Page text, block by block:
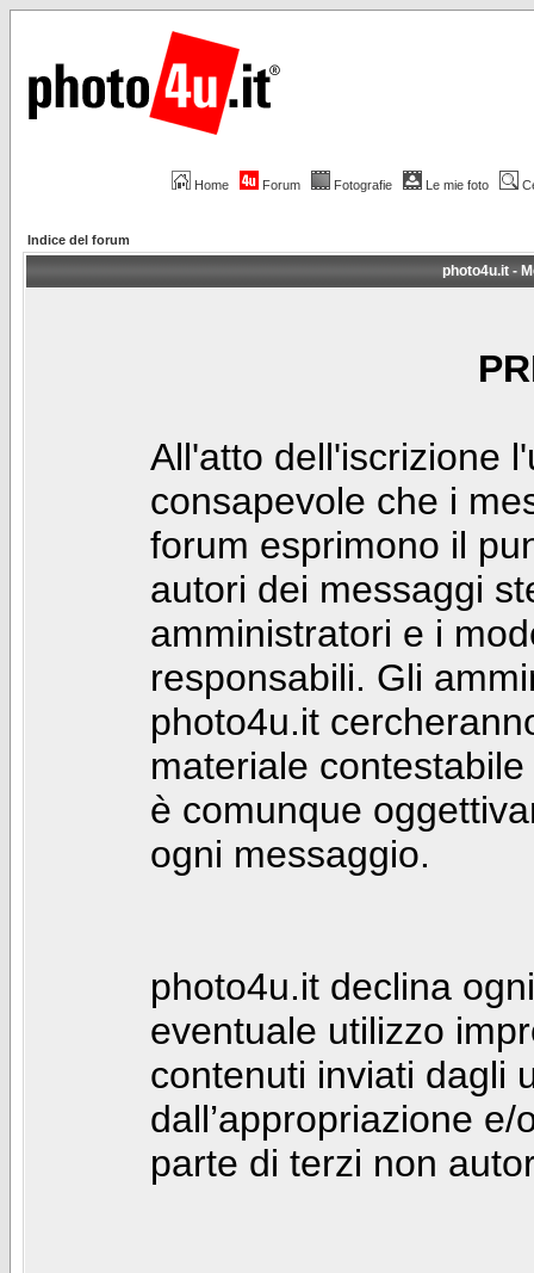
Home Forum Fotografie Le mie foto
Indice del forum
photo4u.it -
All'atto dell'iscrizione
consapevole che i
forum esprimono il
autori dei messaggi
amministratori e i
responsabili. Gli
photo4u.it
materiale
è comunque
ogni messaggio.
photo4u.it declina
eventuale utilizzo
contenuti inviati dagli
dall’appropriazione
parte di terzi non